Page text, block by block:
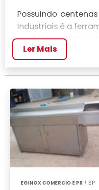
Possuindo
Industriais é a
mais completo
realizar um
Santo André,
anuciantes a seguir:
Ler Mais
EGINOX COMERCIO E PR / SP